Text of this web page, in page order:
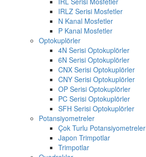
IRLZ Serisi Mosfetler
N Kanal Mosfetler
P Kanal Mosfetler
Optokuplörler
4N Serisi Optokuplörler
6N Serisi Optokuplörler
CNX Serisi Optokuplörler
CNY Serisi Optokuplörler
OP Serisi Optokuplörler
PC Serisi Optokuplörler
SFH Serisi Optokuplörler
Potansiyometreler
Çok Turlu Potansiyometreler
Japon Trimpotlar
Trimpotlar